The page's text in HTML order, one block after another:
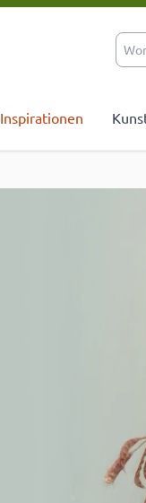
Inspirationen